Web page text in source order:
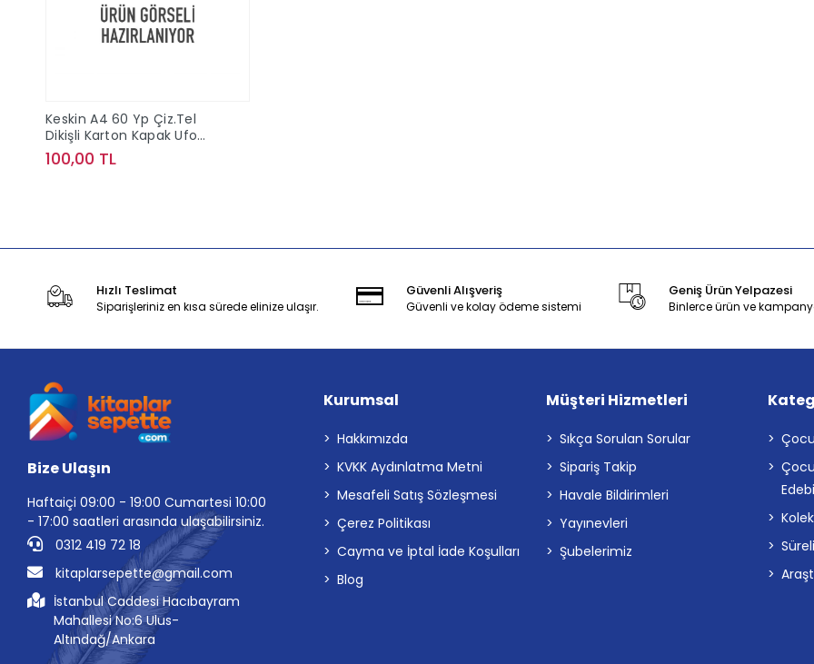
Keskin A4 60 Yp Çiz.Tel
Dikişli Karton Kapak Ufo
Defter
100,00 TL
Hızlı Teslimat
Siparişleriniz en kısa sürede elinize ulaşır.
Güvenli Alışveriş
Güvenli ve kolay ödeme sistemi
Geniş Ürün Yelpazesi
Binlerce ürün ve
Bize Ulaşın
Haftaiçi 09:00 - 19:00 Cumartesi 10:00
- 17:00 saatleri arasında ulaşabilirsiniz.
0312 419 72 18
kitaplarsepette@gmail.com
İstanbul Caddesi Hacıbayram
Mahallesi No:6 Ulus-
Altındağ/Ankara
Kurumsal
Hakkımızda
KVKK Aydınlatma Metni
Mesafeli Satış Sözleşmesi
Çerez Politikası
Cayma ve İptal İade Koşulları
Blog
Müşteri Hizmetleri
Sıkça Sorulan Sorular
Sipariş Takip
Havale Bildirimleri
Yayınevleri
Şubelerimiz